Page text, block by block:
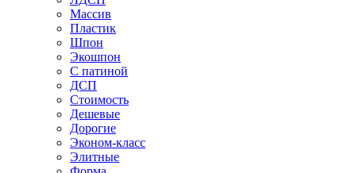
Массив
Пластик
Шпон
Экошпон
С патиной
ДСП
Стоимость
Дешевые
Дорогие
Эконом-класс
Элитные